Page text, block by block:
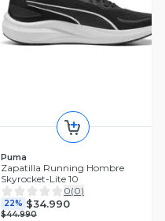
Puma
Zapatilla Running Hombre
Skyrocket-Lite 10
0(0)
22% $34.990
$44.990